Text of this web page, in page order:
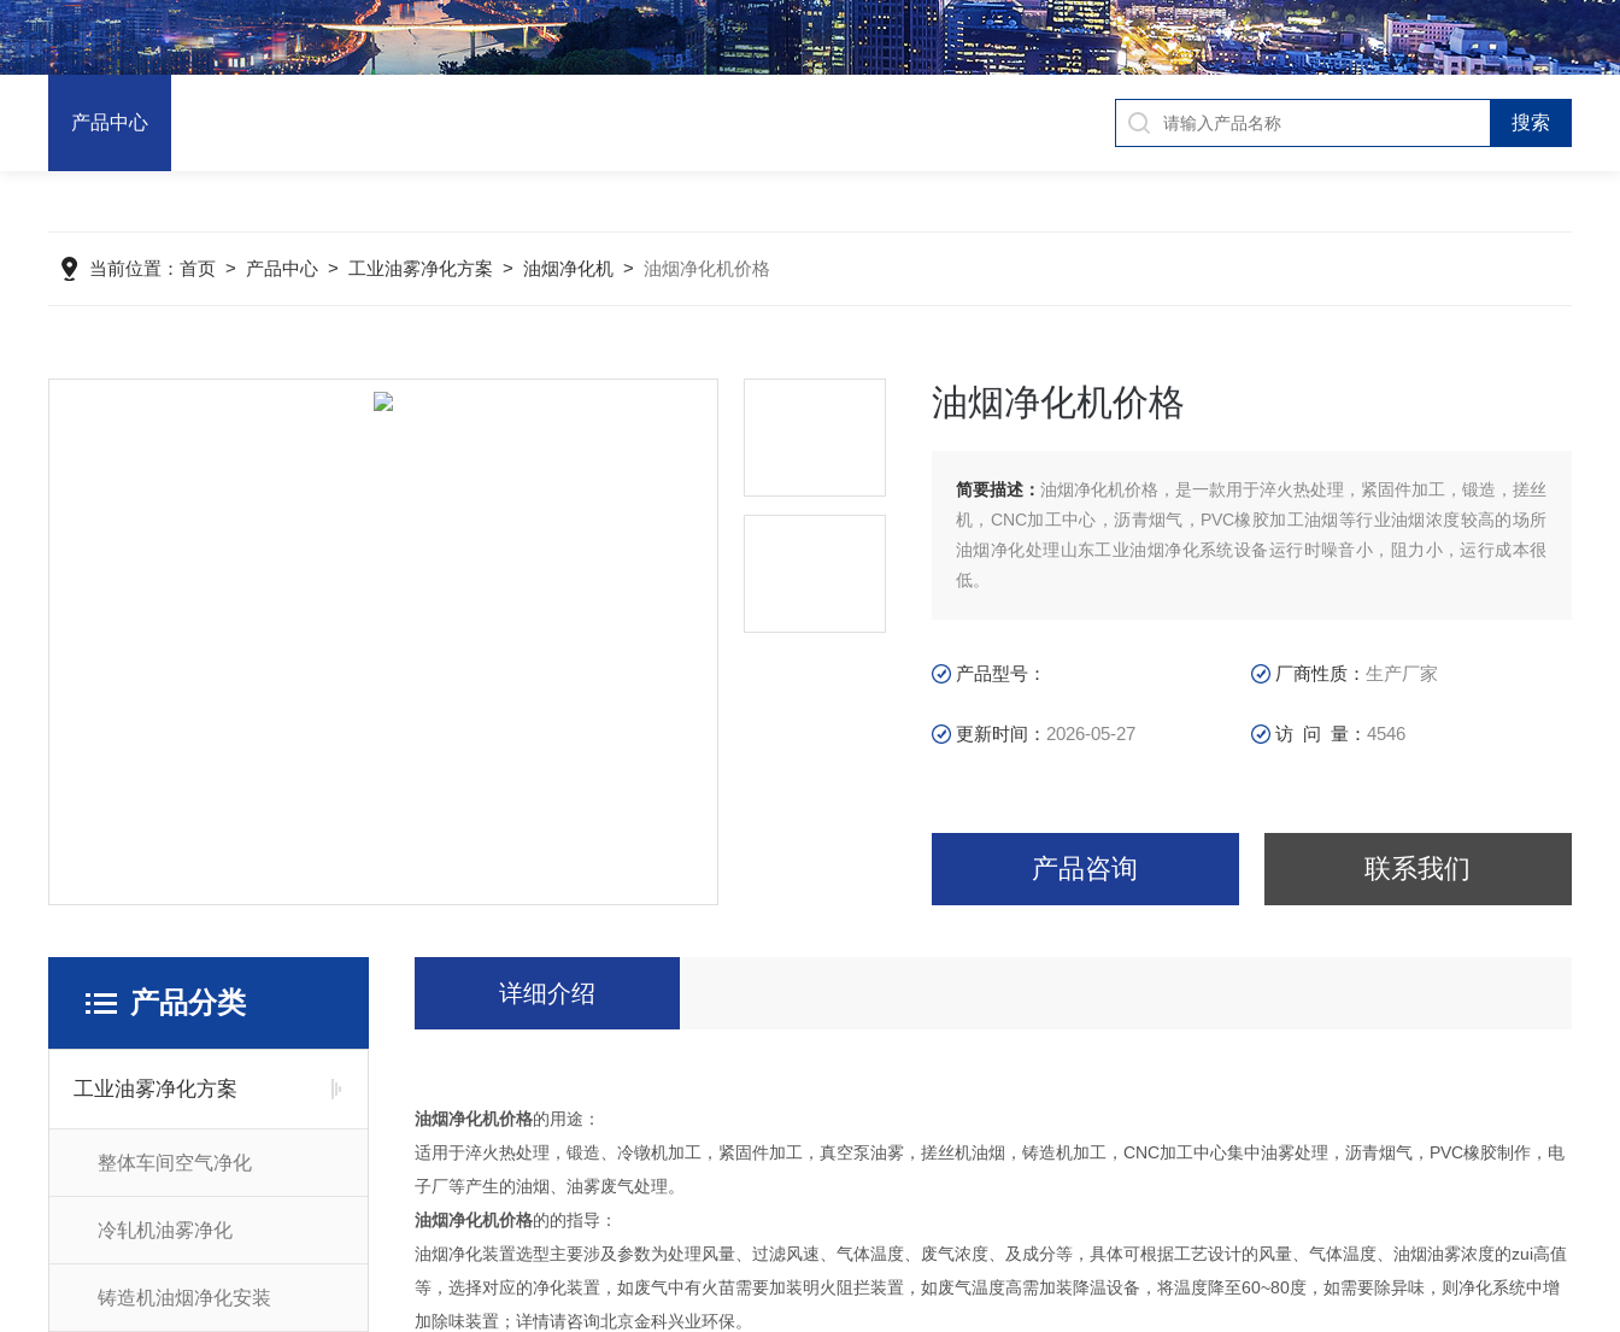
产品中心
当前位置：首页 > 产品中心 > 工业油雾净化方案 >油烟净化机 >油烟净化机价格
油烟净化机价格
简要描述：油烟净化机价格，是一款用于淬火热处理，紧固件加工，锻造，搓丝
机，CNC加工中心，沥青烟气，PVC橡胶加工油烟等行业油烟浓度较高的场所
油烟净化处理山东工业油烟净化系统设备运行时噪音小，阻力小，运行成本很
低。
产品型号： 厂商性质：生产厂家
更新时间： 2026-05-27 访 问 量：4546
产品咨询 联系我们
产品分类
工业油雾净化方案
整体车间空气净化
冷轧机油雾净化
铸造机油烟净化安装
详细介绍
油烟净化机价格的用途：
适用于淬火热处理，锻造、冷镦机加工，紧固件加工，真空泵油雾，搓丝机油烟，铸造机加工，CNC加工中心集中油雾处理，沥青烟气，PVC橡胶制作，电
子厂等产生的油烟、油雾废气处理。
油烟净化机价格的的指导：
油烟净化装置选型主要涉及参数为处理风量、过滤风速、气体温度、废气浓度、及成分等，具体可根据工艺设计的风量、气体温度、油烟油雾浓度的zui高值
等，选择对应的净化装置，如废气中有火苗需要加装明火阻拦装置，如废气温度高需加装降温设备，将温度降至60~80度，如需要除异味，则净化系统中增
加除味装置；详情请咨询北京金科兴业环保。